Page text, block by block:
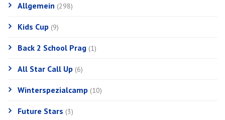
Allgemein (298)
Kids Cup (9)
Back 2 School Prag (1)
All Star Call Up (6)
Winterspezialcamp (10)
Future Stars (3)